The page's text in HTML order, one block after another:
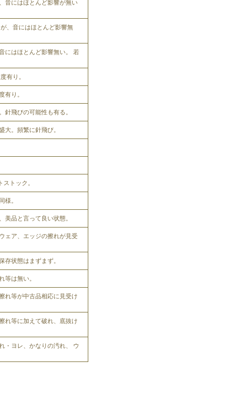
音にはほとんど影響が無い
、音にはほとんど影響無
にはほとんど影響無い。 若
有り。
有り。
針飛びの可能性も有る。
大。頻繁に針飛び。
トック。
様。
美品と言って良い状態。
ェア、エッジの擦れが見受
存状態はまずまず。
等は無い。
れ等が中古品相応に見受け
れ等に加えて破れ、底抜け
・ヨレ、かなりの汚れ、 ウ